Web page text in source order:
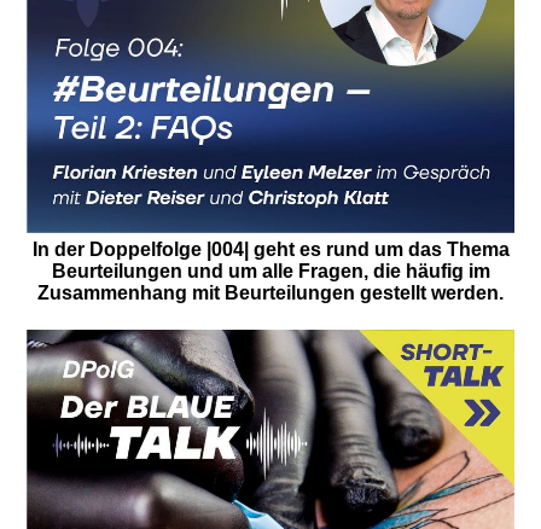
In der Doppelfolge |004| geht es rund um das Thema
Beurteilungen und um alle Fragen, die häufig im
Zusammenhang mit Beurteilungen gestellt werden.